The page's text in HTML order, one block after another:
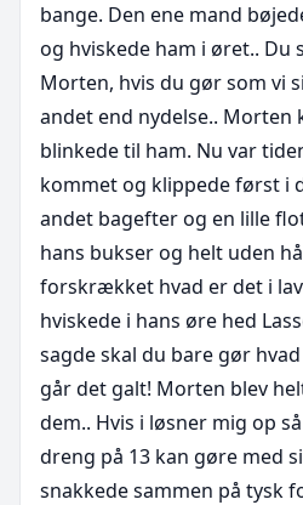
bange. Den ene mand
og hviskede ham i øret.. Du
Morten, hvis du gør som vi
andet end nydelse.. Morten
blinkede til ham. Nu var
kommet og klippede først i
andet bagefter og en lille
hans bukser og helt uden
forskrækket hvad er det i
hviskede i hans øre hed
sagde skal du bare gør
går det galt! Morten blev
dem.. Hvis i løsner mig op
dreng på 13 kan gøre med
snakkede sammen på tysk